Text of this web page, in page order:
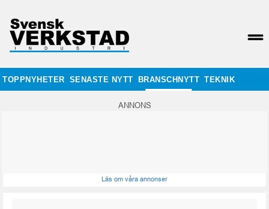
TOPPNYHETER SENASTE NYTT BRANSCHNYTT TEKNIK
ANNONS
Läs om våra annonser